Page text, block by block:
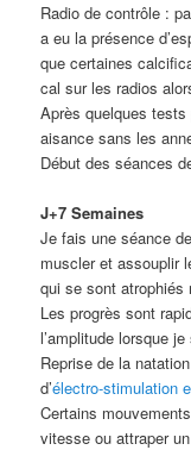
Radio de contrôle :
a eu la présence
que certaines
cal sur les radios
Après quelques
aisance sans les
Début des séances
J+7 Semaines
Je fais une séance
muscler et assouplir
qui se sont
Les progrès sont
l’amplitude lorsque
Reprise de la
d’électro-stimulation
Certains
vitesse ou attraper